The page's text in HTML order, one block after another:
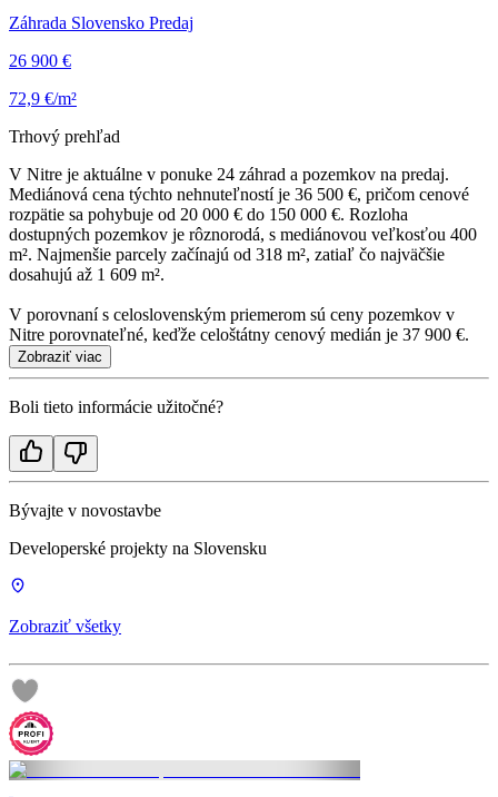
Záhrada Slovensko Predaj
26 900 €
72,9 €/m²
Trhový prehľad
V Nitre je aktuálne v ponuke 24 záhrad a pozemkov na predaj.
Mediánová cena týchto nehnuteľností je 36 500 €, pričom cenové
rozpätie sa pohybuje od 20 000 € do 150 000 €. Rozloha
dostupných pozemkov je rôznorodá, s mediánovou veľkosťou 400
m². Najmenšie parcely začínajú od 318 m², zatiaľ čo najväčšie
dosahujú až 1 609 m².
V porovnaní s celoslovenským priemerom sú ceny pozemkov v
Nitre porovnateľné, keďže celoštátny cenový medián je 37 900 €.
Zobraziť viac
Boli tieto informácie užitočné?
Bývajte v novostavbe
Developerské projekty na Slovensku
Zobraziť všetky